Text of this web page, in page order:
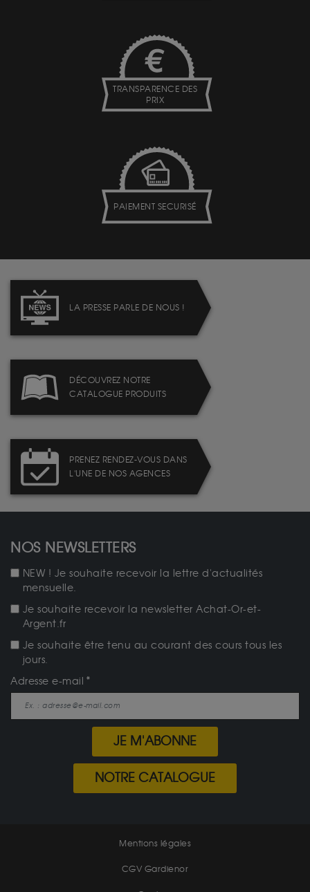
TRANSPARENCE DES
PRIX
PAIEMENT SECURISÉ
LA PRESSE PARLE DE NOUS !
DÉCOUVREZ NOTRE
CATALOGUE PRODUITS
PRENEZ RENDEZ-VOUS DANS
L'UNE DE NOS AGENCES
NOS NEWSLETTERS
NEW ! Je souhaite recevoir la lettre d'actualités
mensuelle.
Je souhaite recevoir la newsletter Achat-Or-et-
Argent.fr
Je souhaite être tenu au courant des cours tous les
jours.
Adresse e-mail
JE M'ABONNE
NOTRE CATALOGUE
Mentions légales
CGV Gardienor